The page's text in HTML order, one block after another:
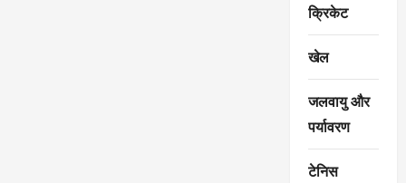
क्रिकेट
खेल
जलवायु और
पर्यावरण
टेनिस